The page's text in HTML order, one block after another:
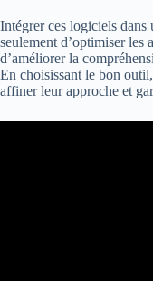
Intégrer ces logiciels dans
seulement d’optimiser les
d’améliorer la
En choisissant le bon
affiner leur approche et